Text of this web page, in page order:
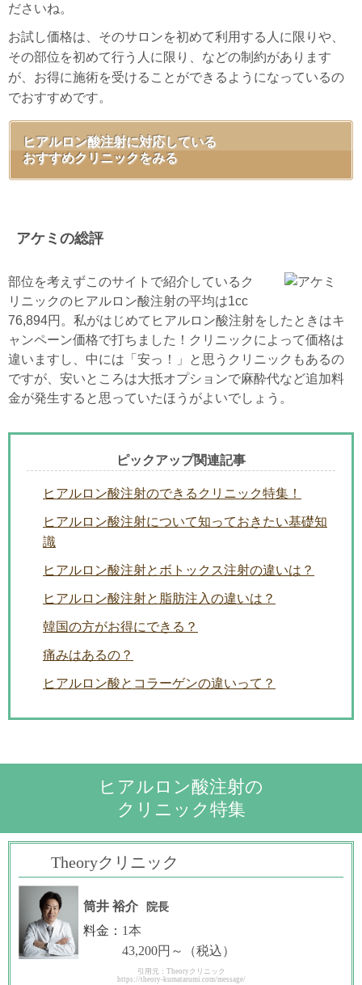
ださいね。
お試し価格は、そのサロンを初めて利用する人に限りや、
その部位を初めて行う人に限り、などの制約があります
が、お得に施術を受けることができるようになっているの
でおすすめです。
ヒアルロン酸注射に対応している
おすすめクリニックをみる
アケミの総評
部位を考えずこのサイトで紹介しているク
リニックのヒアルロン酸注射の平均は1cc
76,894円。私がはじめてヒアルロン酸注射をしたときはキ
ャンペーン価格で打ちました！クリニックによって価格は
違いますし、中には「安っ！」と思うクリニックもあるの
ですが、安いところは大抵オプションで麻酔代など追加料
金が発生すると思っていたほうがよいでしょう。
ピックアップ関連記事
ヒアルロン酸注射のできるクリニック特集！
ヒアルロン酸注射について知っておきたい基礎知
識
ヒアルロン酸注射とボトックス注射の違いは？
ヒアルロン酸注射と脂肪注入の違いは？
韓国の方がお得にできる？
痛みはあるの？
ヒアルロン酸とコラーゲンの違いって？
ヒアルロン酸注射の
クリニック特集
Theoryクリニック
筒井 裕介 院長
料金： 1本
43,200円～（税込）
引用元：Theoryクリニック
https://theory-kumatarumi.com/message/